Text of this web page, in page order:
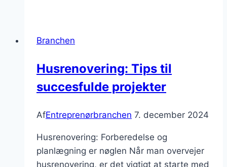
Branchen
Husrenovering: Tips til
succesfulde projekter
AfEntreprenørbranchen 7. december 2024
Husrenovering: Forberedelse og
planlægning er nøglen Når man overvejer
husrenovering, er det vigtigt at starte med